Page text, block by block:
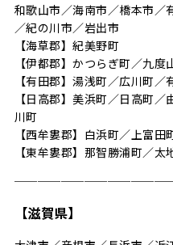
和歌山市／海南市／橋本市／
／紀の川市／岩出市
【海草郡】紀美野町
【伊都郡】かつらぎ町／九度
【有田郡】湯浅町／広川町／
【日高郡】美浜町／日高町
川町
【西牟婁郡】白浜町／上富田
【東牟婁郡】那智勝浦町／
【滋賀県】